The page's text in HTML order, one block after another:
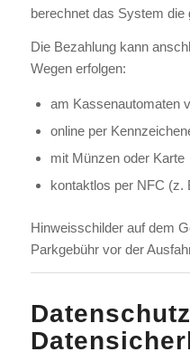
berechnet das System die
Die Bezahlung kann
Wegen erfolgen:
am Kassenautomaten
online per
mit Münzen oder Karte
kontaktlos per NFC (z.
Hinweisschilder auf dem
Parkgebühr vor der